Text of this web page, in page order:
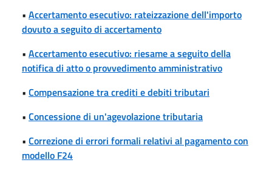
• Accertamento esecutivo: rateizzazione dell'importo
dovuto a seguito di accertamento
• Accertamento esecutivo: riesame a seguito della
notifica di atto o provvedimento amministrativo
• Compensazione tra crediti e debiti tributari
• Concessione di un'agevolazione tributaria
• Correzione di errori formali relativi al pagamento con
modello F24